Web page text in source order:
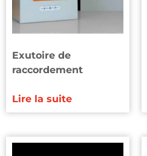
Exutoire de
raccordement
Lire la suite